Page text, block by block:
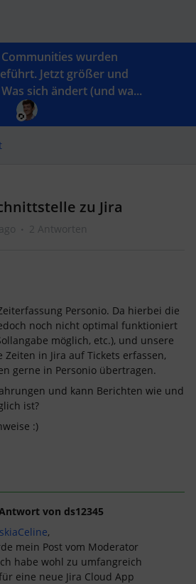
Communities wurden
Jetzt größer und
sich ändert (und wa...
zu Jira
2 Antworten
Personio. Da hierbei die
noch nicht optimal funktioniert
möglich, etc.), und unsere
in Jira auf Tickets erfassen,
gerne in Personio übertragen.
und kann Berichten wie und
ist?
:)
von ds12345
,
mein Post vom Moderator
habe wohl zu umfangreich
eine neue Jira Cloud App